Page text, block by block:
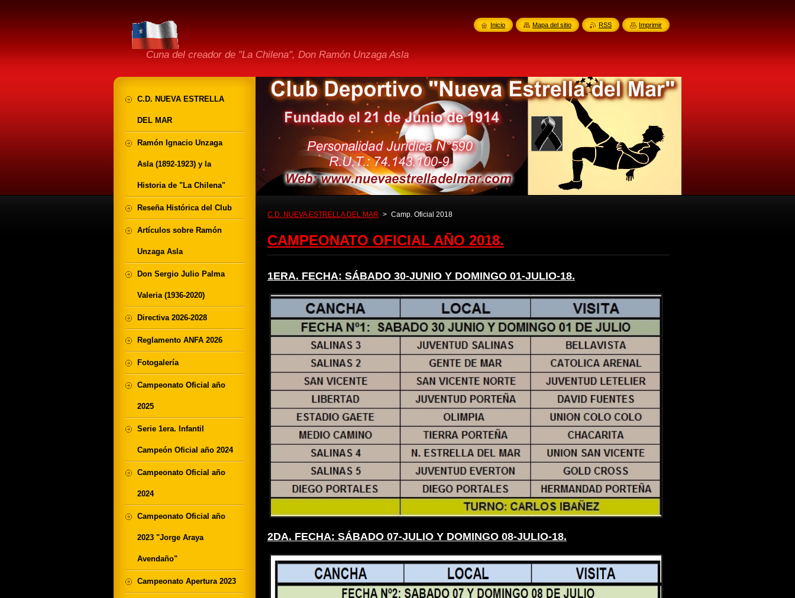
Cuna del creador de "La Chilena", Don Ramón Unzaga Asla
C.D. NUEVA ESTRELLA DEL MAR > Camp. Oficial 2018
CAMPEONATO OFICIAL AÑO 2018.
1ERA. FECHA: SÁBADO 30-JUNIO Y DOMINGO 01-JULIO-18.
2DA. FECHA: SÁBADO 07-JULIO Y DOMINGO 08-JULIO-18.
C.D. NUEVA ESTRELLA
DEL MAR
Ramón Ignacio Unzaga
Asla (1892-1923) y la
Historia de "La Chilena"
Reseña Histórica del Club
Artículos sobre Ramón
Unzaga Asla
Don Sergio Julio Palma
Valeria (1936-2020)
Directiva 2026-2028
Reglamento ANFA 2026
Fotogalería
Campeonato Oficial año
2025
Serie 1era. Infantil
Campeón Oficial año 2024
Campeonato Oficial año
2024
Campeonato Oficial año
2023 "Jorge Araya
Avendaño"
Campeonato Apertura 2023
Inicio Mapa del sitio RSS Imprimir